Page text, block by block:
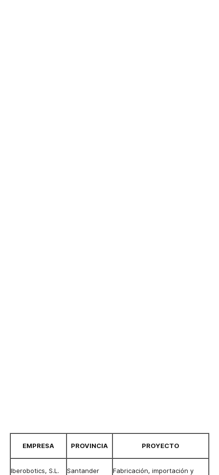
EMPRESA PROVINCIA PROYECTO
Iberobotics, S.L.
Santander
Fabricación, importación y